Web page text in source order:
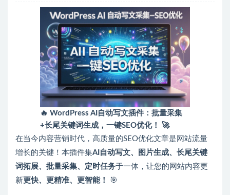
🔥 WordPress AI自动写文插件：批量采集
+长尾关键词生成，一键SEO优化！ 🚀
在当今内容营销时代，高质量的SEO优化文章是网站流量
增长的关键！本插件集AI自动写文、图片生成、长尾关键
词拓展、批量采集、定时任务于一体，让您的网站内容更
新更快、更精准、更智能！ 🎯